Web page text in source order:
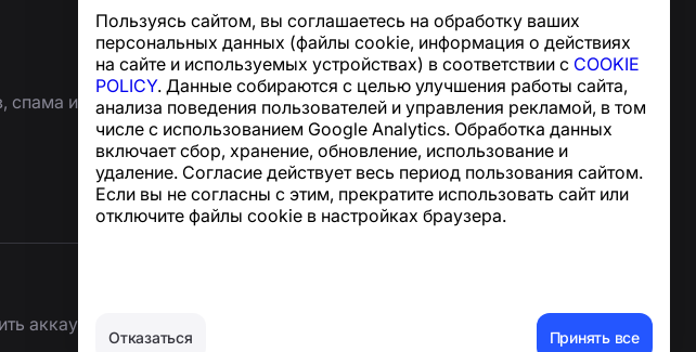
Пользуясь сайтом, вы соглашаетесь на обработку ваших
персональных данных (файлы cookie, информация о действиях
на сайте и используемых устройствах) в соответствии с COOKIE
POLICY. Данные собираются с целью улучшения работы сайта,
анализа поведения пользователей и управления рекламой, в том
числе с использованием Google Analytics. Обработка данных
включает сбор, хранение, обновление, использование и
удаление. Согласие действует весь период пользования сайтом.
Если вы не согласны с этим, прекратите использовать сайт или
отключите файлы cookie в настройках браузера.
Отказаться Принять все
спама и
Новости и статьи
О проекте
Контакты
аккаунт и персональные данные